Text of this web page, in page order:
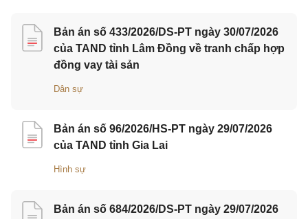
Bản án số 433/2026/DS-PT ngày 30/07/2026
của TAND tỉnh Lâm Đồng về tranh chấp hợp
đồng vay tài sản
Dân sự
Bản án số 96/2026/HS-PT ngày 29/07/2026
của TAND tỉnh Gia Lai
Hình sự
Bản án số 684/2026/DS-PT ngày 29/07/2026